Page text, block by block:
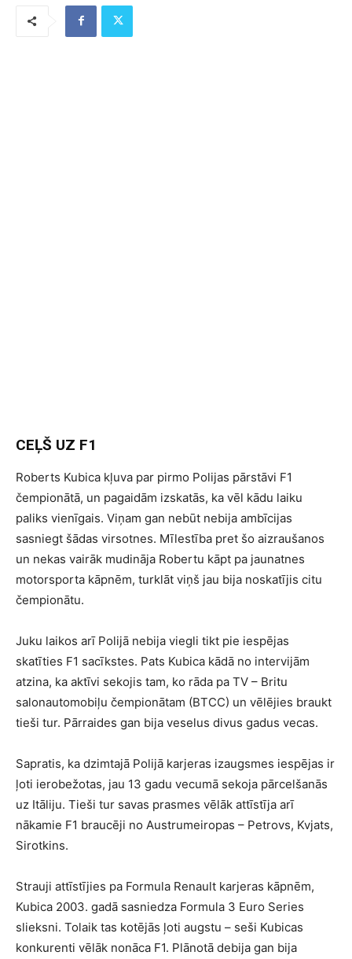
CEĻŠ UZ F1
Roberts Kubica kļuva par pirmo Polijas pārstāvi F1
čempionātā, un pagaidām izskatās, ka vēl kādu laiku
paliks vienīgais. Viņam gan nebūt nebija ambīcijas
sasniegt šādas virsotnes. Mīlestība pret šo aizraušanos
un nekas vairāk mudināja Robertu kāpt pa jaunatnes
motorsporta kāpnēm, turklāt viņš jau bija noskatījis citu
čempionātu.
Juku laikos arī Polijā nebija viegli tikt pie iespējas
skatīties F1 sacīkstes. Pats Kubica kādā no intervijām
atzina, ka aktīvi sekojis tam, ko rāda pa TV – Britu
salonautomobiļu čempionātam (BTCC) un vēlējies braukt
tieši tur. Pārraides gan bija veselus divus gadus vecas.
Sapratis, ka dzimtajā Polijā karjeras izaugsmes iespējas ir
ļoti ierobežotas, jau 13 gadu vecumā sekoja pārcelšanās
uz Itāliju. Tieši tur savas prasmes vēlāk attīstīja arī
nākamie F1 braucēji no Austrumeiropas – Petrovs, Kvjats,
Sirotkins.
Strauji attīstījies pa Formula Renault karjeras kāpnēm,
Kubica 2003. gadā sasniedza Formula 3 Euro Series
slieksni. Tolaik tas kotējās ļoti augstu – seši Kubicas
konkurenti vēlāk nonāca F1. Plānotā debija gan bija